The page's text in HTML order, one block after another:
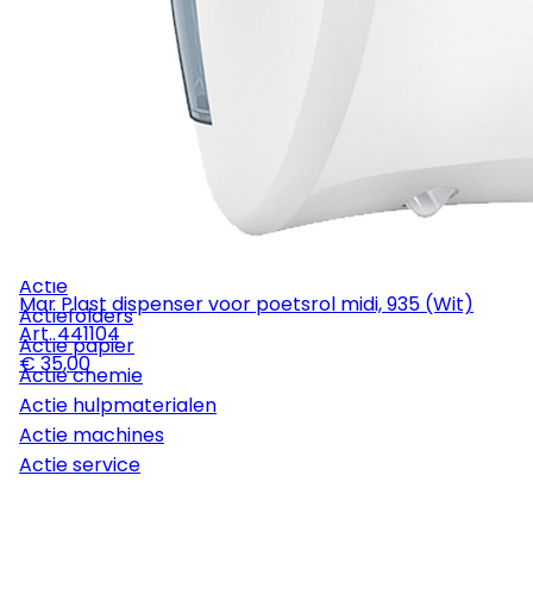
Actie
Actiefolders
Actie papier
Actie chemie
Actie hulpmaterialen
Actie machines
Actie service
Mar Plast dispenser voor poetsrol midi, 935 (Wit)
Art.441104
€ 35,00